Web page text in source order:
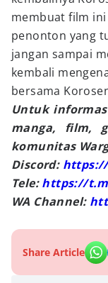
membuat film
penonton yang
jangan sampai
kembali
bersama
Untuk
manga, film,
komunitas
Discord:
Tele:https://
WA Channel:
Share Article